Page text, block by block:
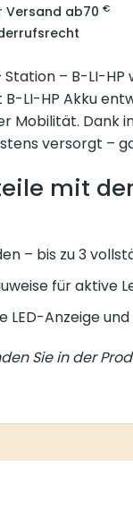
Versand ab70 €
Station – B-LI-
LI-HP Akku
Mobilität. Dank
versorgt –
mit
– bis zu 3
für aktive
LED-Anzeige
Sie in der